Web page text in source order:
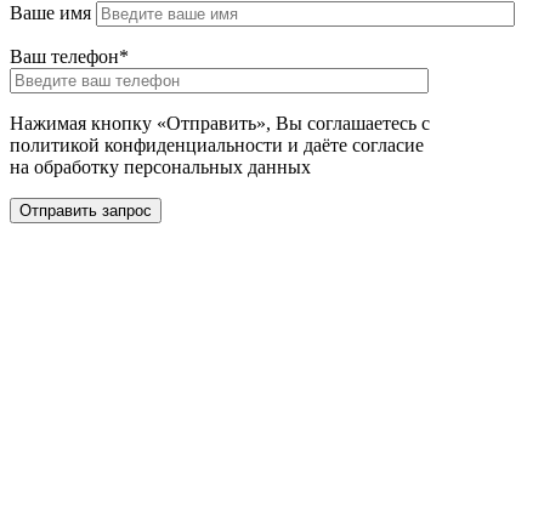
Ваше имя
Ваш телефон*
Нажимая кнопку «Отправить», Вы соглашаетесь с
политикой конфиденциальности и даёте согласие
на обработку персональных данных